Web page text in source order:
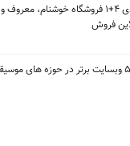
۴+۱ فروشگاه خوشنام، معروف و قدرتمند در
برتر در حوزه های موسیقی ، خبری و